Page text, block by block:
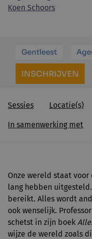
Koen Schoors
Gentleest
INSCHRIJVEN
Sessies Locatie(s)
In samenwerking met
Onze wereld staat
lang hebben
bereikt. Alles wordt
ook wenselijk.
schetst in zijn boek
wijze de wereld zoals